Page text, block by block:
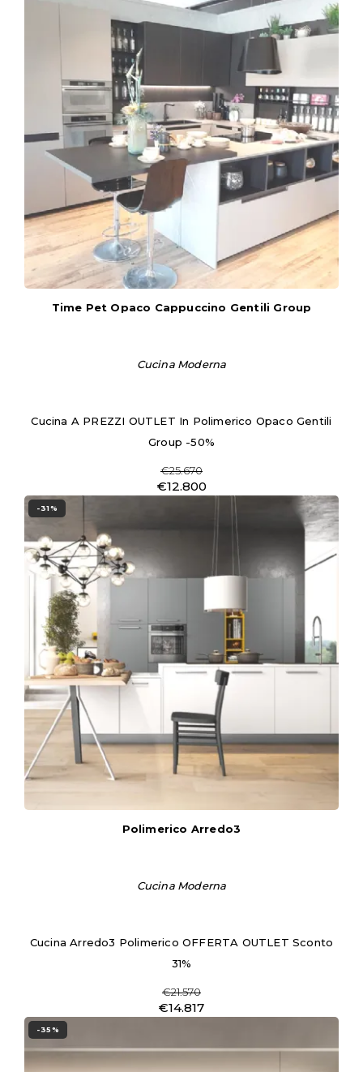
Time Pet Opaco Cappuccino Gentili Group
Cucina Moderna
Cucina A PREZZI OUTLET In Polimerico Opaco Gentili
Group -50%
€25.670
€12.800
-31%
Polimerico Arredo3
Cucina Moderna
Cucina Arredo3 Polimerico OFFERTA OUTLET Sconto
31%
€21.570
€14.817
-35%